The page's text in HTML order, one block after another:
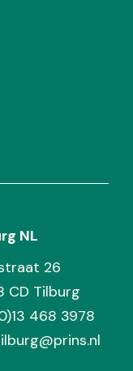
NL
26
CD Tilburg
468 3978